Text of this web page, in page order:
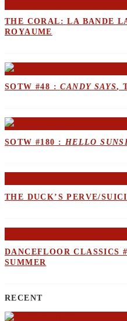
THE CORAL: LA BANDE
ROYAUME
SOTW #48 :CANDY SAYS,
SOTW #180 : HELLO
THE DUCK’S PERVE/
DANCEFLOOR CLASSICS
SUMMER
RECENT